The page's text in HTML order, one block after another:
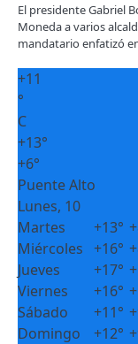
El presidente Gabriel
Moneda a varios
mandatario enfatizó
+11
°
C
+13°
+6°
Puente Alto
Lunes, 10
Martes
+13° +
Miércoles +16° +
Jueves
+17° +
Viernes
+16° +
Sábado
+11° +
Domingo
+12° +